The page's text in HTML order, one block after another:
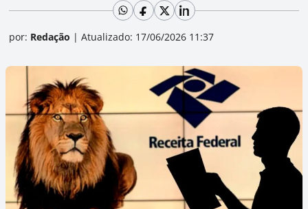
por: Redação | Atualizado: 17/06/2026 11:37